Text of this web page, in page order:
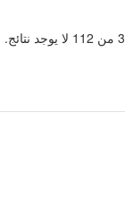
من 112 لا يوجد نتائج.